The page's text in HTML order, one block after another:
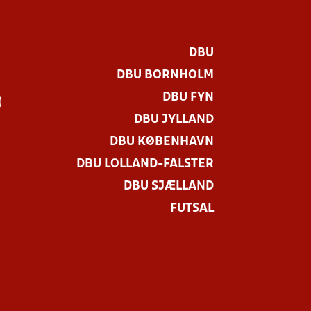
DBU
DBU BORNHOLM
DBU FYN
DBU JYLLAND
DBU KØBENHAVN
DBU LOLLAND-FALSTER
DBU SJÆLLAND
FUTSAL